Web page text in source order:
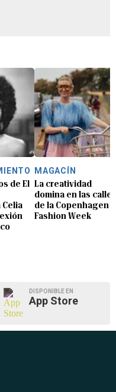
de El
MAGACÍN
La creatividad
domina en las calles
de la Copenhagen
Fashion Week
DISPONIBLE EN
App Store